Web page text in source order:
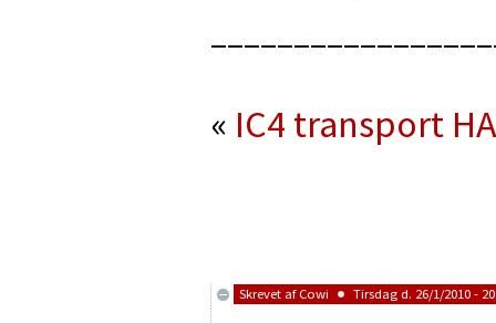
« IC4 transport
Skrevet af Cowi Tirsdag d. 26/1/2010 -